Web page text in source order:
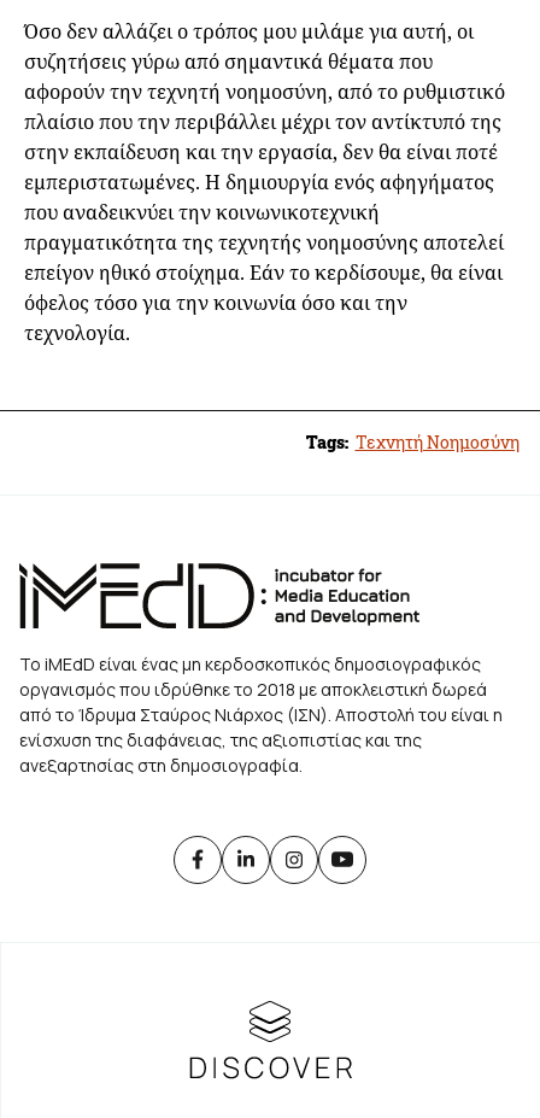
Όσο δεν αλλάζει ο τρόπος μου μιλάμε για αυτή, οι
συζητήσεις γύρω από σημαντικά θέματα που
αφορούν την τεχνητή νοημοσύνη, από το ρυθμιστικό
πλαίσιο που την περιβάλλει μέχρι τον αντίκτυπό της
στην εκπαίδευση και την εργασία, δεν θα είναι ποτέ
εμπεριστατωμένες. Η δημιουργία ενός αφηγήματος
που αναδεικνύει την κοινωνικοτεχνική
πραγματικότητα της τεχνητής νοημοσύνης αποτελεί
επείγον ηθικό στοίχημα. Εάν το κερδίσουμε, θα είναι
όφελος τόσο για την κοινωνία όσο και την
τεχνολογία.
Tags: Τεχνητή Νοημοσύνη
Το iMEdD είναι ένας μη κερδοσκοπικός δημοσιογραφικός
οργανισμός που ιδρύθηκε το 2018 με αποκλειστική δωρεά
από το Ίδρυμα Σταύρος Νιάρχος (ΙΣΝ). Αποστολή του είναι η
ενίσχυση της διαφάνειας, της αξιοπιστίας και της
ανεξαρτησίας στη δημοσιογραφία.